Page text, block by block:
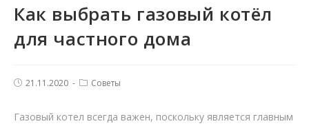
Как выбрать газовый котёл
для частного дома
21.11.2020 Советы
Газовый котел всегда важен, поскольку является главным